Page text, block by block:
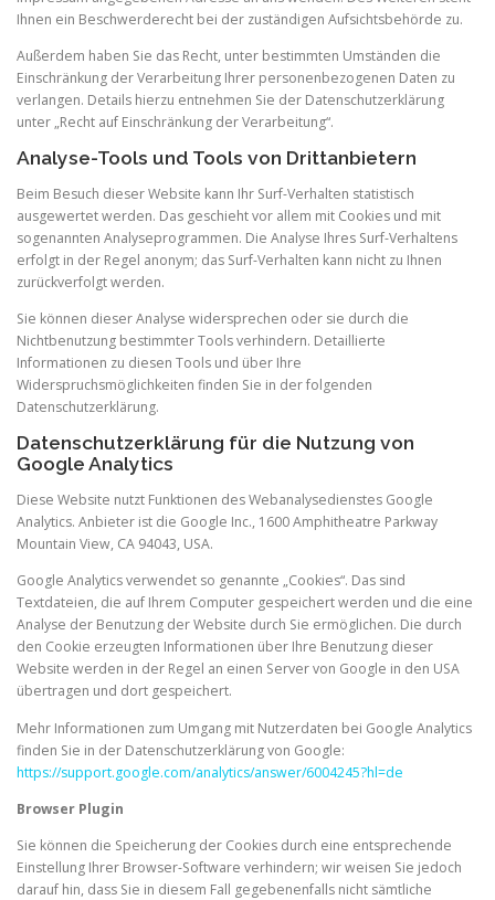
Ihnen ein Beschwerderecht bei der zuständigen Aufsichtsbehörde zu.
Außerdem haben Sie das Recht, unter bestimmten Umständen die
Einschränkung der Verarbeitung Ihrer personenbezogenen Daten zu
verlangen. Details hierzu entnehmen Sie der Datenschutzerklärung
unter „Recht auf Einschränkung der Verarbeitung“.
Analyse-Tools und Tools von Drittanbietern
Beim Besuch dieser Website kann Ihr Surf-Verhalten statistisch
ausgewertet werden. Das geschieht vor allem mit Cookies und mit
sogenannten Analyseprogrammen. Die Analyse Ihres Surf-Verhaltens
erfolgt in der Regel anonym; das Surf-Verhalten kann nicht zu Ihnen
zurückverfolgt werden.
Sie können dieser Analyse widersprechen oder sie durch die
Nichtbenutzung bestimmter Tools verhindern. Detaillierte
Informationen zu diesen Tools und über Ihre
Widerspruchsmöglichkeiten finden Sie in der folgenden
Datenschutzerklärung.
Datenschutzerklärung für die Nutzung von
Google Analytics
Diese Website nutzt Funktionen des Webanalysedienstes Google
Analytics. Anbieter ist die Google Inc., 1600 Amphitheatre Parkway
Mountain View, CA 94043, USA.
Google Analytics verwendet so genannte „Cookies“. Das sind
Textdateien, die auf Ihrem Computer gespeichert werden und die eine
Analyse der Benutzung der Website durch Sie ermöglichen. Die durch
den Cookie erzeugten Informationen über Ihre Benutzung dieser
Website werden in der Regel an einen Server von Google in den USA
übertragen und dort gespeichert.
Mehr Informationen zum Umgang mit Nutzerdaten bei Google Analytics
finden Sie in der Datenschutzerklärung von Google:
https://support.google.com/analytics/answer/6004245?hl=de
Browser Plugin
Sie können die Speicherung der Cookies durch eine entsprechende
Einstellung Ihrer Browser-Software verhindern; wir weisen Sie jedoch
darauf hin, dass Sie in diesem Fall gegebenenfalls nicht sämtliche